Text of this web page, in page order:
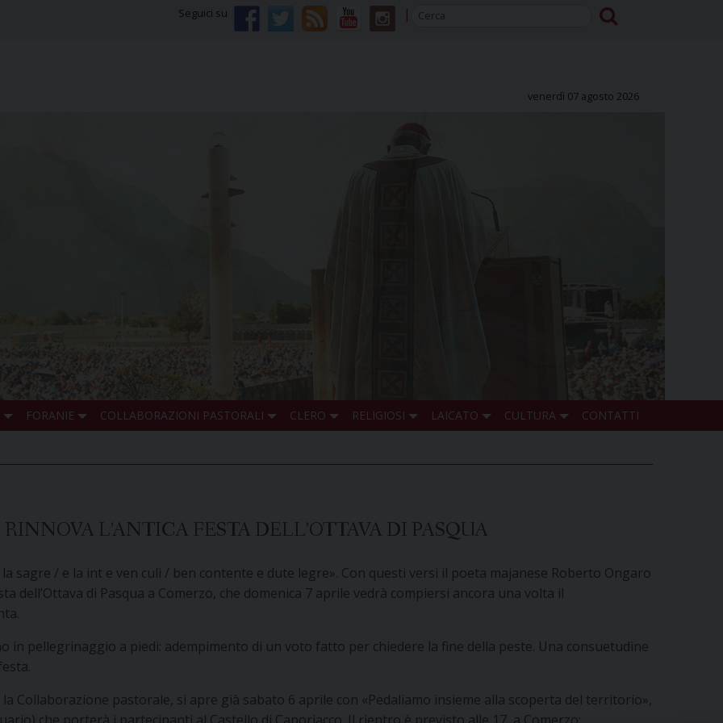
Seguici su
venerdì 07 agosto 2026
FORANIE COLLABORAZIONI PASTORALI CLERO RELIGIOSI LAICATO CULTURA CONTATTI
L’ANTICA FESTA DELL’OTTAVA DI PASQUA
sagre / e la int e ven culì / ben contente e dute legre». Con questi versi il poeta majanese Roberto Ongaro
dell’Ottava di Pasqua a Comerzo, che domenica 7 aprile vedrà compiersi ancora una volta il
in pellegrinaggio a piedi: adempimento di un voto fatto per chiedere la fine della peste. Una consuetudine
Collaborazione pastorale, si apre già sabato 6 aprile con «Pedaliamo insieme alla scoperta del territorio»,